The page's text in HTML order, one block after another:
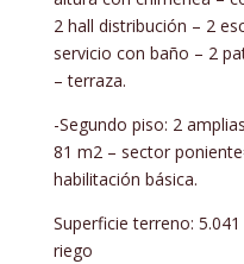
2 hall distribución – 2
servicio con baño – 2
– terraza.
-Segundo piso: 2
81 m2 – sector
habilitación básica.
Superficie terreno:
riego